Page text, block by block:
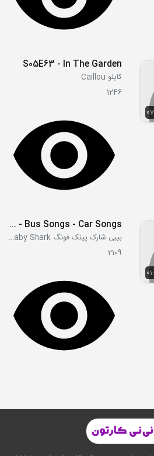
S05E63 - In The Garden
کایلو Caillou
1246
The Wheels on the Orange Night Bus - Bus Songs - Car Songs
بیبی شارک پینک فونگ Pink Fong Baby Shark
2109